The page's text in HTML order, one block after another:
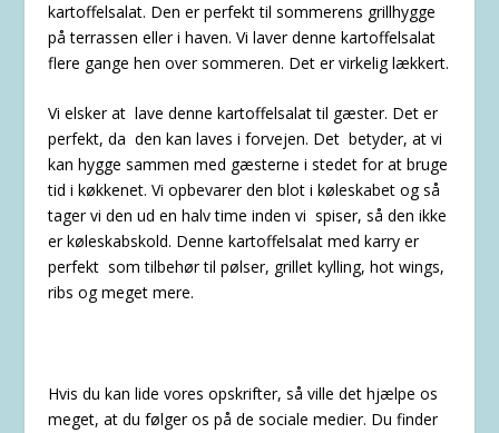
kartoffelsalat. Den er perfekt til sommerens grillhygge
på terrassen eller i haven. Vi laver denne kartoffelsalat
flere gange hen over sommeren. Det er virkelig lækkert.
Vi elsker at lave denne kartoffelsalat til gæster. Det er
perfekt, da den kan laves i forvejen. Det betyder, at vi
kan hygge sammen med gæsterne i stedet for at bruge
tid i køkkenet. Vi opbevarer den blot i køleskabet og så
tager vi den ud en halv time inden vi spiser, så den ikke
er køleskabskold. Denne kartoffelsalat med karry er
perfekt som tilbehør til pølser, grillet kylling, hot wings,
ribs og meget mere.
Hvis du kan lide vores opskrifter, så ville det hjælpe os
meget, at du følger os på de sociale medier. Du finder